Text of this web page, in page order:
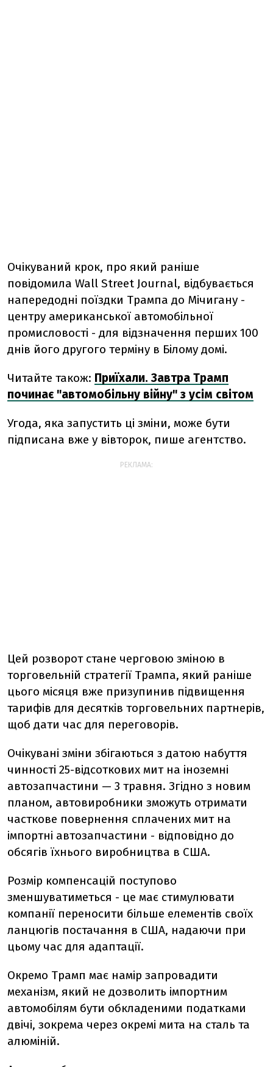
Очікуваний крок, про який раніше
повідомила Wall Street Journal, відбувається
напередодні поїздки Трампа до Мічигану -
центру американської автомобільної
промисловості - для відзначення перших 100
днів його другого терміну в Білому домі.
Читайте також: Приїхали. Завтра Трамп
починає "автомобільну війну" з усім світом
Угода, яка запустить ці зміни, може бути
підписана вже у вівторок, пише агентство.
РЕКЛАМА:
Цей розворот стане черговою зміною в
торговельній стратегії Трампа, який раніше
цього місяця вже призупинив підвищення
тарифів для десятків торговельних партнерів,
щоб дати час для переговорів.
Очікувані зміни збігаються з датою набуття
чинності 25-відсоткових мит на іноземні
автозапчастини — 3 травня. Згідно з новим
планом, автовиробники зможуть отримати
часткове повернення сплачених мит на
імпортні автозапчастини - відповідно до
обсягів їхнього виробництва в США.
Розмір компенсацій поступово
зменшуватиметься - це має стимулювати
компанії переносити більше елементів своїх
ланцюгів постачання в США, надаючи при
цьому час для адаптації.
Окремо Трамп має намір запровадити
механізм, який не дозволить імпортним
автомобілям бути обкладеними податками
двічі, зокрема через окремі мита на сталь та
алюміній.